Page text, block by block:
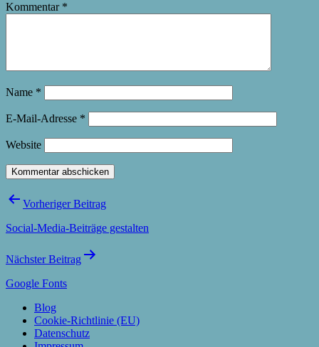
Kommentar *
Name *
E-Mail-Adresse *
Website
Beitragsnavigation
Vorheriger Beitrag
Social-Media-Beiträge gestalten
Nächster Beitrag
Google Fonts
Blog
Cookie-Richtlinie (EU)
Datenschutz